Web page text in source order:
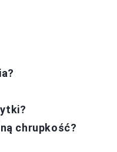
chrupkość?